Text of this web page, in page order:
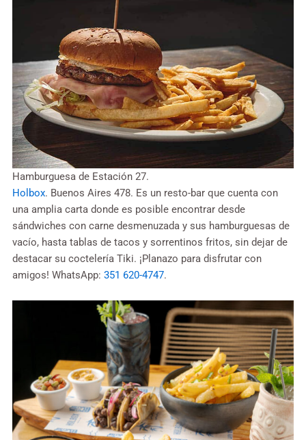
Hamburguesa de Estación 27.
Holbox. Buenos Aires 478. Es un resto-bar que cuenta con
una amplia carta donde es posible encontrar desde
sándwiches con carne desmenuzada y sus hamburguesas de
vacío, hasta tablas de tacos y sorrentinos fritos, sin dejar de
destacar su coctelería Tiki. ¡Planazo para disfrutar con
amigos! WhatsApp: 351 620-4747.